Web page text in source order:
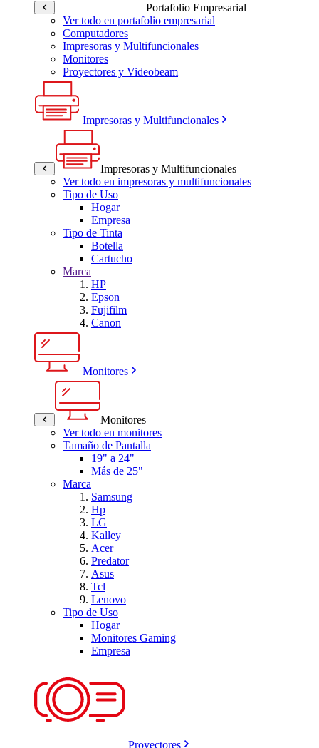
Portafolio Empresarial
Ver todo en portafolio empresarial
Computadores
Impresoras y Multifuncionales
Monitores
Proyectores y Videobeam
Impresoras y Multifuncionales
Impresoras y Multifuncionales
Ver todo en impresoras y multifuncionales
Tipo de Uso
Hogar
Empresa
Tipo de Tinta
Botella
Cartucho
Marca
HP
Epson
Fujifilm
Canon
Monitores
Monitores
Ver todo en monitores
Tamaño de Pantalla
19" a 24"
Más de 25"
Marca
Samsung
Hp
LG
Kalley
Acer
Predator
Asus
Tcl
Lenovo
Tipo de Uso
Hogar
Monitores Gaming
Empresa
Proyectores